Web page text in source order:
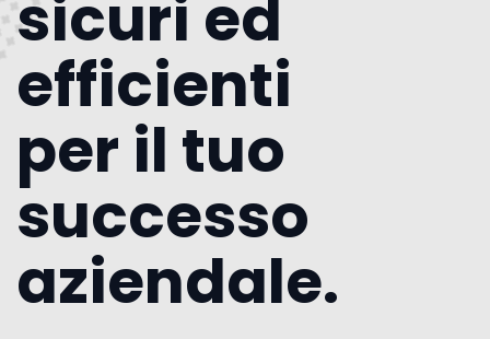
sicuri ed
efficienti
per il tuo
successo
aziendale.